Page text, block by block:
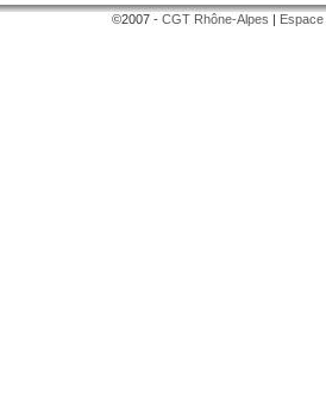
©2007 - CGT Rhône-Alpes |